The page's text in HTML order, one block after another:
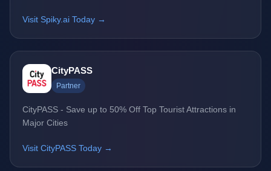
Visit Spiky.ai Today →
CityPASS
Partner
CityPASS - Save up to 50% Off Top Tourist Attractions in
Major Cities
Visit CityPASS Today →